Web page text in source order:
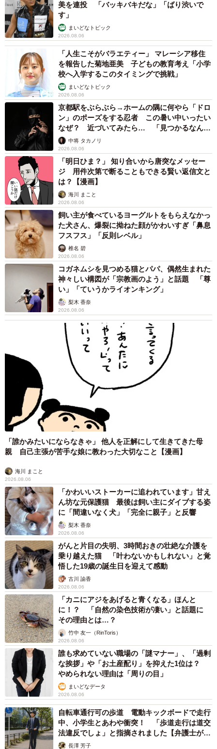
▽Instagram
https://www.instagram.com/b.bgunso/
▽書籍『全てのネガティブをプラスに変える夫 髭・NGと書
いてナイスガイと読む 編』
https://www.amazon.co.jp/dp/4391162725
▽書籍『全てのネガティブをプラスに変える夫 髭・さては
人生3周目だな 編』
https://www.amazon.co.jp/dp/4391162733
美を連投 「バッキバキだな」「ばり渋いで
す」
まいどなトピック
2026.08.06
「人生こそがバラエティー」 マレーシア移住
を報告した菊地亜美 子どもの教育考え「小学
校へ入学するこのタイミングで挑戦」
まいどなトピック
2026.08.06
京都駅をぶらぶら→ホームの隅に何やら「ドロ
ン」のポーズをする忍者 この暑い中いったい
なぜ？ 近づいてみたら… 「見つかるなんて
未熟」中将 タカノリ
2026.08.06
「明日ひま？」 知り合いから唐突なメッセー
ジ 用件次第で断ることもできる賢い返信文と
は？【漫画】
海川 まこと
2026.08.06
飼い主が食べているヨーグルトをもらえなかっ
た犬さん、爆裂に拗ねた顔がかわいすぎ「鼻息
フスフス」「反則レベル」
椎名 碧
2026.08.06
コガネムシを見つめる猫とパパ、偶然生まれた
神々しい構図が「宗教画のよう」と話題 「尊
い」「ていうかライオンキング」
梨木 香奈
2026.08.06
「誰かみたいにならなきゃ」 他人を正解にして生きてきた母
親 自己主張が苦手な娘に教わった大切なこと【漫画】
海川 まこと
2026.08.06
「かわいいストーカーに追われています」甘え
ん坊な元保護猫 最後は飼い主にダイブする姿
に「間違いなく犬」「完全に親子」と反響
梨木 香奈
2026.08.06
がんと片目の失明、3時間おきの壮絶な介護を
乗り越えた猫 「叶わないかもしれない」と覚
悟した19歳の誕生日を迎えて感動
古川 諭香
2026.08.06
「カニにアジをあげると青くなる」ほんと
に！？ 「自然の染色技術が凄い」と話題に
その理由とは…？
竹中 友一（RinToris）
2026.08.06
誰も求めていない職場の「謎マナー」、「過剰
な挨拶」や「お土産配り」を抑えた1位は？
やめられない理由は「周りの目」
まいどなデータ
2026.08.06
自転車通行可の歩道 電動キックボードで走行
中、小学生とあわや衝突！ 「歩道走行は道交
法違反でしょ」と指摘されました【弁護士が解
説】長澤 芳子